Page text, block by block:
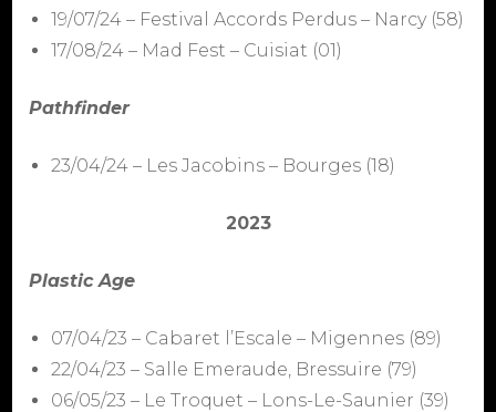
19/07/24 – Festival Accords Perdus – Narcy (58)
17/08/24 – Mad Fest – Cuisiat (01)
Pathfinder
23/04/24 – Les Jacobins – Bourges (18)
2023
Plastic Age
07/04/23 – Cabaret l’Escale – Migennes (89)
22/04/23 – Salle Emeraude, Bressuire (79)
06/05/23 – Le Troquet – Lons-Le-Saunier (39)